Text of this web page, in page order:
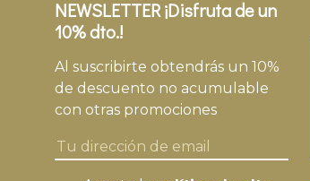
NEWSLETTER ¡Disfruta de un
10% dto.!
Al suscribirte obtendrás un 10%
de descuento no acumulable
con otras promociones